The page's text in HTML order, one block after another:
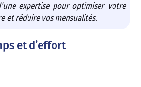
expertise pour optimiser votre
et réduire vos mensualités.
et d’effort